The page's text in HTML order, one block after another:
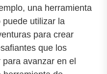
una herramienta
utilizar la
para crear
que los
avanzar en el